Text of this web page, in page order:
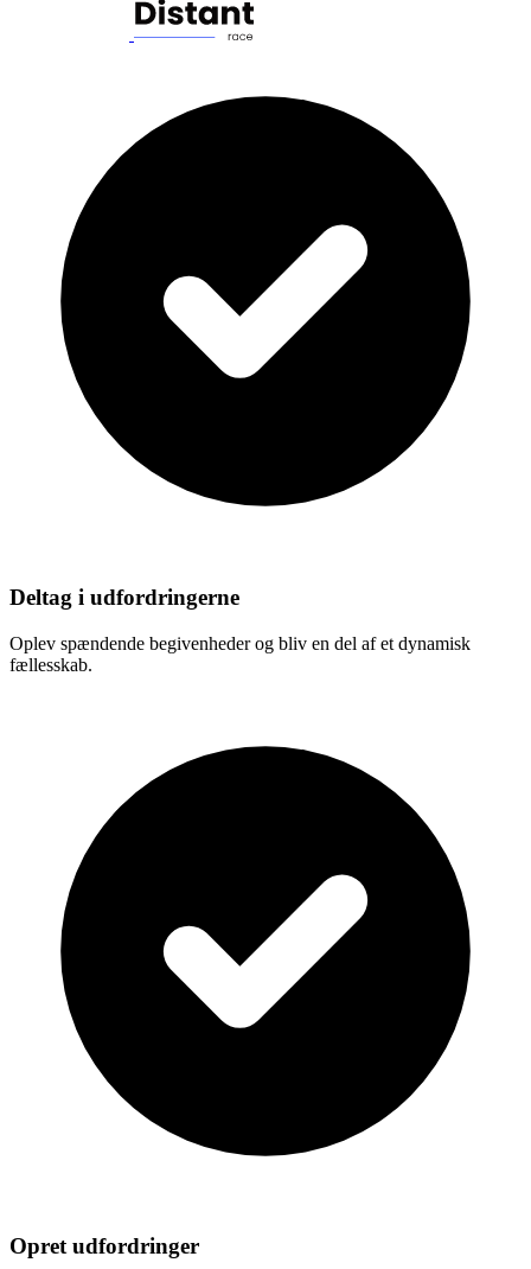
Deltag i udfordringerne
Oplev spændende begivenheder og bliv en del af et dynamisk
fællesskab.
Opret udfordringer